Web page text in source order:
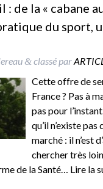
de la « cabane
du sport,
&classé par
Cette offre de
France ? Pas à
pas pour
qu’il n’existe
marché : il n’est
chercher très
de la Santé… Lire la